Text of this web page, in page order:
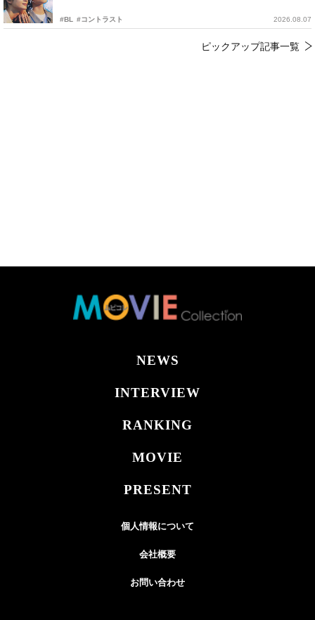
#BL #コントラスト 2026.08.07
ピックアップ記事一覧
NEWS
INTERVIEW
RANKING
MOVIE
PRESENT
個人情報について
会社概要
お問い合わせ